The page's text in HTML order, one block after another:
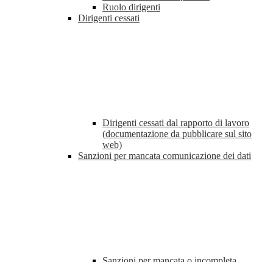
Ruolo dirigenti
Dirigenti cessati
Dirigenti cessati dal rapporto di lavoro
(documentazione da pubblicare sul sito
web)
Sanzioni per mancata comunicazione dei dati